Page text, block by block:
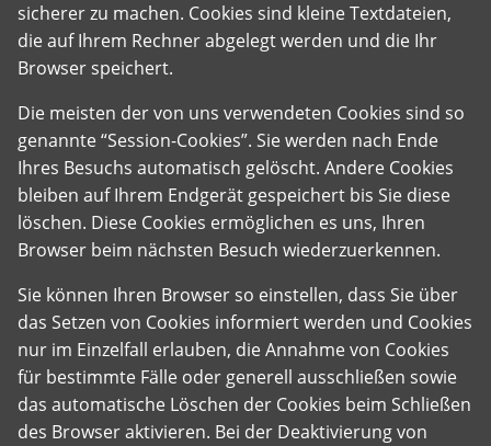
sicherer zu machen. Cookies sind kleine Textdateien,
die auf Ihrem Rechner abgelegt werden und die Ihr
Browser speichert.
Die meisten der von uns verwendeten Cookies sind so
genannte “Session-Cookies”. Sie werden nach Ende
Ihres Besuchs automatisch gelöscht. Andere Cookies
bleiben auf Ihrem Endgerät gespeichert bis Sie diese
löschen. Diese Cookies ermöglichen es uns, Ihren
Browser beim nächsten Besuch wiederzuerkennen.
Sie können Ihren Browser so einstellen, dass Sie über
das Setzen von Cookies informiert werden und Cookies
nur im Einzelfall erlauben, die Annahme von Cookies
für bestimmte Fälle oder generell ausschließen sowie
das automatische Löschen der Cookies beim Schließen
des Browser aktivieren. Bei der Deaktivierung von